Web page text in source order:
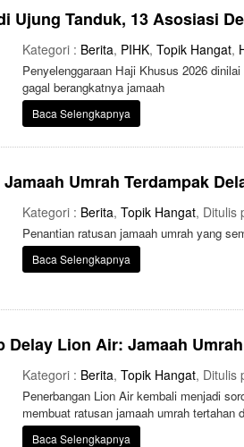
Ujung Tanduk, 13 Asosiasi
Kategori : Berita, PIHK, Topik Hangat,
Penyelenggaraan Haji Khusus 2026
gagal berangkatnya jamaah
Baca Selengkapnya
Umrah Terdampak
Kategori : Berita, Topik Hangat, Ditulis
Penantian ratusan jamaah umrah yang
Baca Selengkapnya
Lion Air: Jamaah
Kategori : Berita, Topik Hangat, Ditulis
Penerbangan Lion Air kembali menjadi
membuat ratusan jamaah umrah
Baca Selengkapnya